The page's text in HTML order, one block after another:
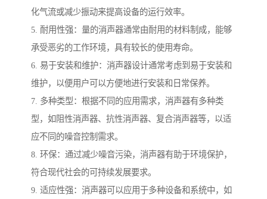
化气流或减少振动来提高设备的运行效率。
5. 耐用性强：量的消声器通常由耐用的材料制成，能够
承受恶劣的工作环境，具有较长的使用寿命。
6. 易于安装和维护：消声器设计通常考虑到易于安装和
维护，以便用户可以方便地进行安装和日常保养。
7. 多种类型：根据不同的应用需求，消声器有多种类
型，如阻性消声器、抗性消声器、复合消声器等，以适
应不同的噪音控制需求。
8. 环保：通过减少噪音污染，消声器有助于环境保护，
符合现代社会的可持续发展要求。
9. 适应性强：消声器可以应用于多种设备和系统中，如